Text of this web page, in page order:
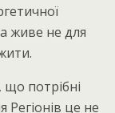
живе не для
потрібні
Регіонів це не